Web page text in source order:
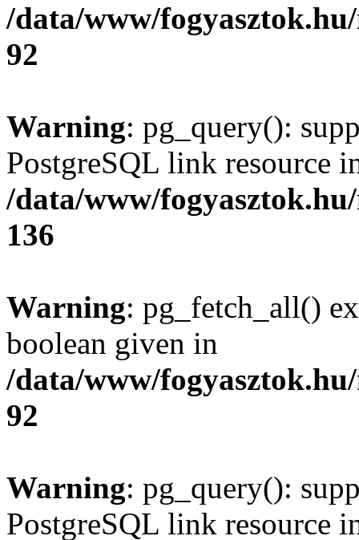
/data/www/
92
Warning: pg_query():
PostgreSQL link resource
/data/www/
136
Warning: pg_fetch_all()
boolean given in
/data/www/
92
Warning: pg_query():
PostgreSQL link resource